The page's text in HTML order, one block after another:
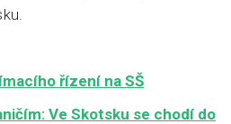
řízení na SŠ
Ve Skotsku se chodí do